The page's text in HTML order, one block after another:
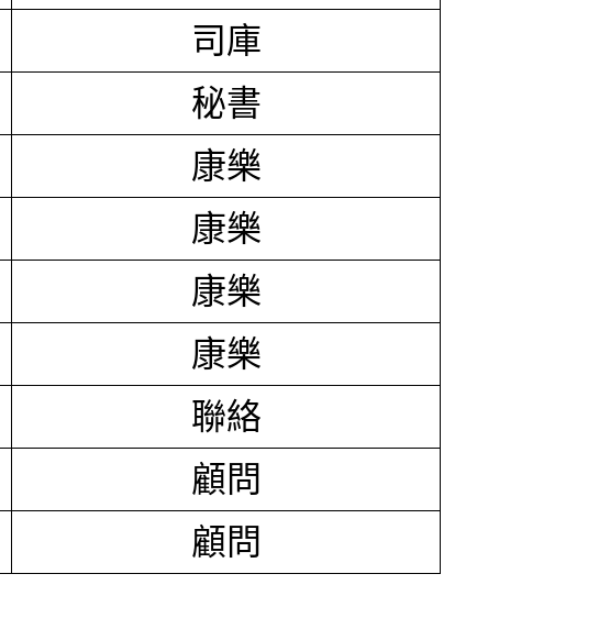
司庫
秘書
康樂
康樂
康樂
康樂
聯絡
顧問
顧問